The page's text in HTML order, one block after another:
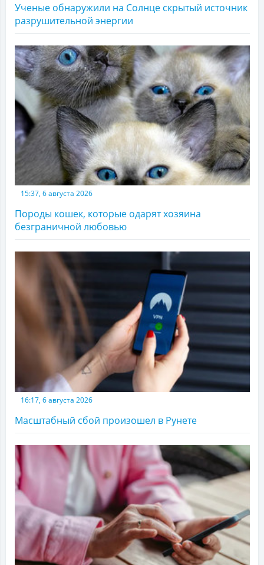
Ученые обнаружили на Солнце скрытый источник
разрушительной энергии
15:37, 6 августа 2026
Породы кошек, которые одарят хозяина
безграничной любовью
16:17, 6 августа 2026
Масштабный сбой произошел в Рунете